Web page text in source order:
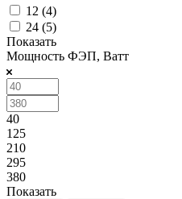
12 (4)
24 (5)
Показать
Мощность ФЭП, Ватт
40
125
210
295
380
Показать